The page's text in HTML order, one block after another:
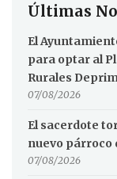
Últimas
El
para optar al
Rurales
07/08/2026
El sacerdote
nuevo párroco
07/08/2026